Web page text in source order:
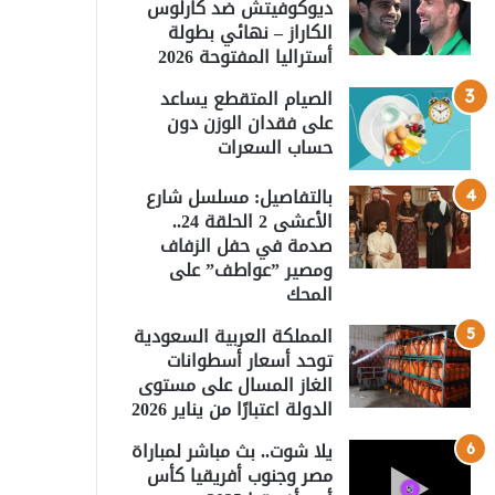
ديوكوفيتش ضد كارلوس
الكاراز – نهائي بطولة
أستراليا المفتوحة 2026
الصيام المتقطع يساعد
على فقدان الوزن دون
حساب السعرات
بالتفاصيل: مسلسل شارع
الأعشى 2 الحلقة 24..
صدمة في حفل الزفاف
ومصير ”عواطف” على
المحك
المملكة العربية السعودية
توحد أسعار أسطوانات
الغاز المسال على مستوى
الدولة اعتبارًا من يناير 2026
يلا شوت.. بث مباشر لمباراة
مصر وجنوب أفريقيا كأس